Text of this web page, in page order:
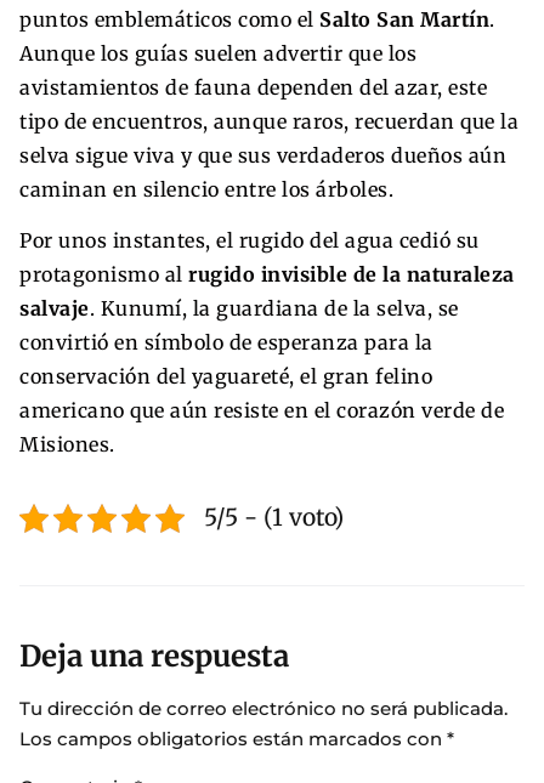
puntos emblemáticos como el Salto San Martín.
Aunque los guías suelen advertir que los
avistamientos de fauna dependen del azar, este
tipo de encuentros, aunque raros, recuerdan que la
selva sigue viva y que sus verdaderos dueños aún
caminan en silencio entre los árboles.
Por unos instantes, el rugido del agua cedió su
protagonismo al rugido invisible de la naturaleza
salvaje. Kunumí, la guardiana de la selva, se
convirtió en símbolo de esperanza para la
conservación del yaguareté, el gran felino
americano que aún resiste en el corazón verde de
Misiones.
5/5 - (1 voto)
Deja una respuesta
Tu dirección de correo electrónico no será publicada.
Los campos obligatorios están marcados con *